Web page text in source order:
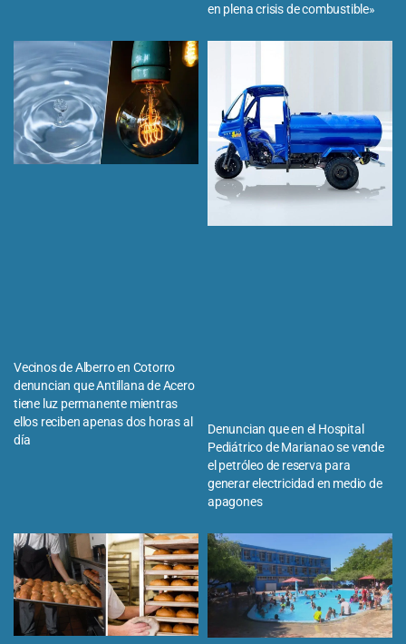
en plena crisis de combustible»
Vecinos de Alberro en Cotorro
denuncian que Antillana de Acero
tiene luz permanente mientras
ellos reciben apenas dos horas al
día
Denuncian que en el Hospital
Pediátrico de Marianao se vende
el petróleo de reserva para
generar electricidad en medio de
apagones